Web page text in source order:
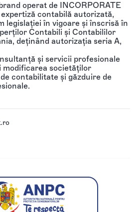
operat de INCORPORATE
contabilă autorizată,
legislației în vigoare și înscrisă în
Contabili și Contabililor
deținând autorizația seria A,
și servicii profesionale
societăților
contabilitate și găzduire de